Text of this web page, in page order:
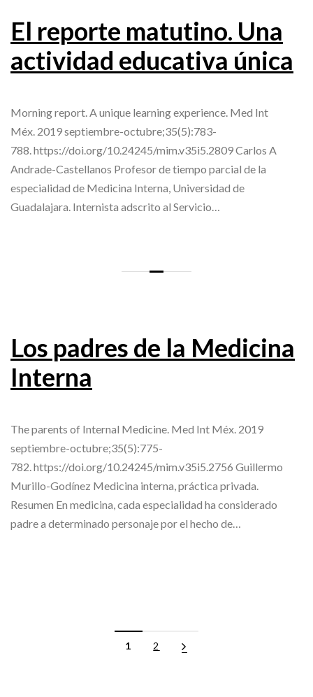
El reporte matutino. Una
actividad educativa única
Morning report. A unique learning experience. Med Int
Méx. 2019 septiembre-octubre;35(5):783-
788. https://doi.org/10.24245/mim.v35i5.2809 Carlos A
Andrade-Castellanos Profesor de tiempo parcial de la
especialidad de Medicina Interna, Universidad de
Guadalajara. Internista adscrito al Servicio…
Los padres de la Medicina
Interna
The parents of Internal Medicine. Med Int Méx. 2019
septiembre-octubre;35(5):775-
782. https://doi.org/10.24245/mim.v35i5.2756 Guillermo
Murillo-Godínez Medicina interna, práctica privada.
Resumen En medicina, cada especialidad ha considerado
padre a determinado personaje por el hecho de…
1 2